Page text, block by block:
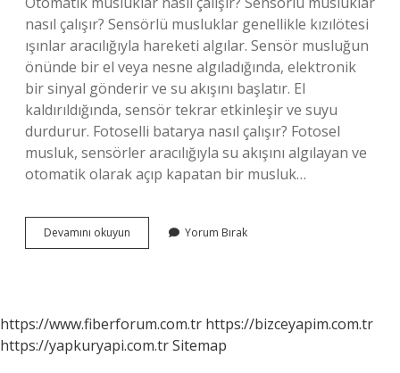
nasıl çalışır? Sensörlü musluklar genellikle kızılötesi
ışınlar aracılığıyla hareketi algılar. Sensör musluğun
önünde bir el veya nesne algıladığında, elektronik
bir sinyal gönderir ve su akışını başlatır. El
kaldırıldığında, sensör tekrar etkinleşir ve suyu
durdurur. Fotoselli batarya nasıl çalışır? Fotosel
musluk, sensörler aracılığıyla su akışını algılayan ve
otomatik olarak açıp kapatan bir musluk…
Devamını okuyun
Ne
Yorum Bırak
https://www.fiberforum.com.tr https://bizceyapim.com.tr
https://yapkuryapi.com.trSitemap